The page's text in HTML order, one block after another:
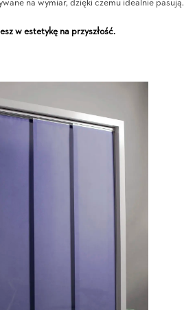
na wymiar, dzięki czemu idealnie pasują.
w estetykę na przyszłość.